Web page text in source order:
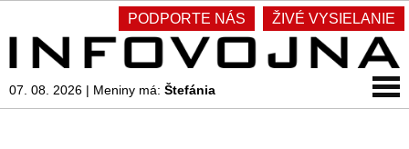
PODPORTE NÁS ŽIVÉ VYSIELANIE
07. 08. 2026 | Meniny má: Štefánia